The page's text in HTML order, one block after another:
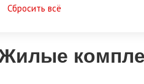
Сбросить всё